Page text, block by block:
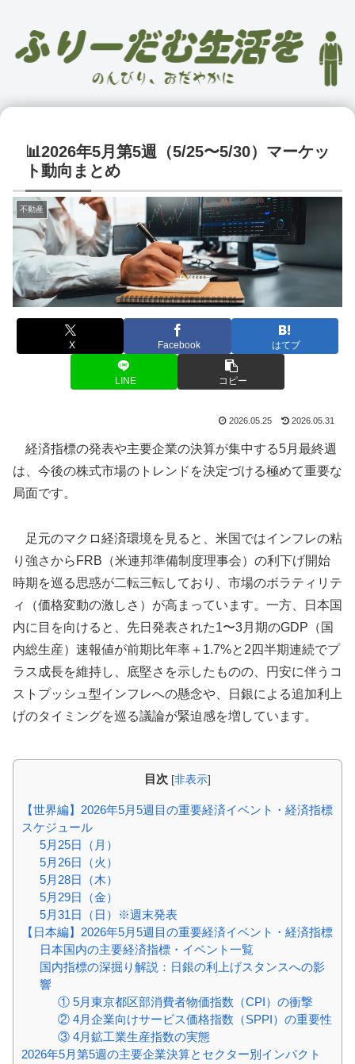
📊2026年5月第5週（5/25〜5/30）マーケッ
ト動向まとめ
不動産
X Facebook はてブ
LINE コピー
2026.05.25 2026.05.31
経済指標の発表や主要企業の決算が集中する5月最終週
は、今後の株式市場のトレンドを決定づける極めて重要な
局面です。
足元のマクロ経済環境を見ると、米国ではインフレの粘
り強さからFRB（米連邦準備制度理事会）の利下げ開始
時期を巡る思惑が二転三転しており、市場のボラティリテ
ィ（価格変動の激しさ）が高まっています。一方、日本国
内に目を向けると、先日発表された1〜3月期のGDP（国
内総生産）速報値が前期比年率＋1.7%と2四半期連続でプ
ラス成長を維持し、底堅さを示したものの、円安に伴うコ
ストプッシュ型インフレへの懸念や、日銀による追加利上
げのタイミングを巡る議論が緊迫感を増しています。
目次 [非表示]
【世界編】2026年5月5週目の重要経済イベント・経済指標
スケジュール
5月25日（月）
5月26日（火）
5月28日（木）
5月29日（金）
5月31日（日）※週末発表
【日本編】2026年5月5週目の重要経済イベント・経済指標
日本国内の主要経済指標・イベント一覧
国内指標の深掘り解説：日銀の利上げスタンスへの影
響
① 5月東京都区部消費者物価指数（CPI）の衝撃
② 4月企業向けサービス価格指数（SPPI）の重要性
③ 4月鉱工業生産指数の実態
2026年5月第5週の主要企業決算とセクター別インパクト